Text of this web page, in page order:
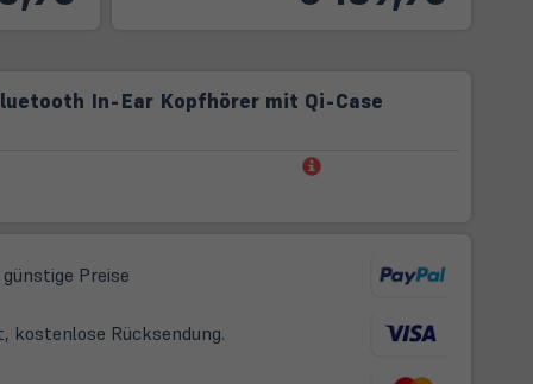
In-Ear Kopfhörer mit Qi-Case
(öffnet
Preise
kostenlose Rücksendung.